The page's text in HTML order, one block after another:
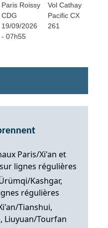
Paris Roissy
CDG
19/09/2026
- 07h55
Vol Cathay
Pacific CX
261
Paris/Xi'an et
lignes régulières
Kashgar,
régulières
Tianshui,
Liuyuan/Tourfan